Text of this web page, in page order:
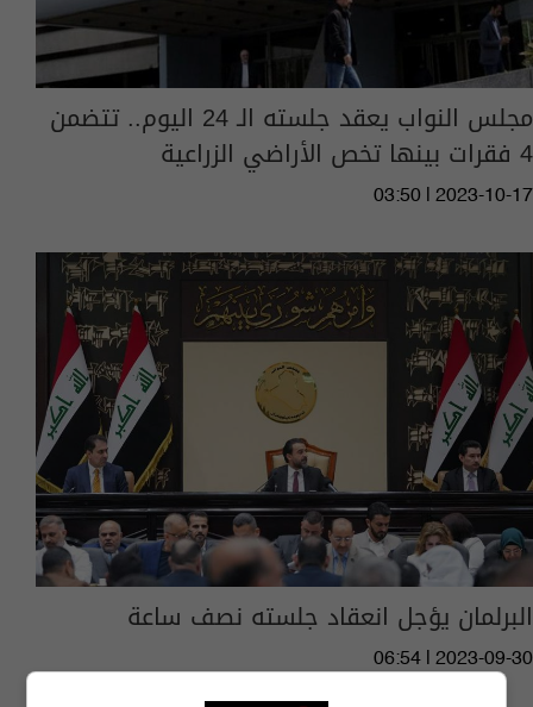
مجلس النواب يعقد جلسته الـ 24 اليوم.. تتضمن
4 فقرات بينها تخص الأراضي الزراعية
03:50 | 2023-10-17
البرلمان يؤجل انعقاد جلسته نصف ساعة
06:54 | 2023-09-30